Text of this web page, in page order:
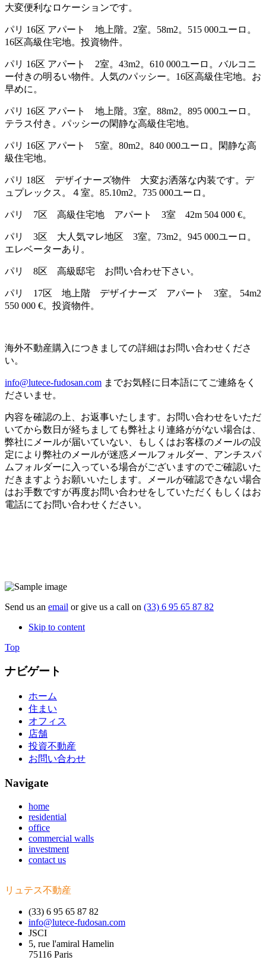
大変便利なロケーションです。
パリ 16区 アパート 地上階。2室。58m2。515 000ユーロ。
16区高級住宅地。投資物件。
パリ 16区 アパート 2室。43m2。610 000ユーロ。バルコニ
ー付きの明るい物件。人気のパッシー。16区高級住宅地。お
早めに。
パリ 16区 アパート 地上階。3室。88m2。895 000ユーロ。
テラス付き。パッシーの閑静な高級住宅地。
パリ 16区 アパート 5室。80m2。840 000ユーロ。閑静な高
級住宅地。
パリ 18区 デザイナーズ物件 大変お洒落な内装です。デ
ュプレックス。４室。85.10m2。735 000ユーロ。
パリ 7区 高級住宅地 アパート 3室 42m 504 000 €。
パリ 3区 大人気マレ地区 3室。73m2。945 000ユーロ。
エレベーターあり。
パリ 8区 高級邸宅 お問い合わせ下さい。
パリ 17区 地上階 デザイナーズ アパート 3室。 54m2
550 000 €。投資物件。
海外不動産購入につきましての詳細はお問い合わせくださ
い。
info@lutece-fudosan.com までお気軽に日本語にてご連絡をく
ださいませ。
内容を確認の上、お返事いたします。お問い合わせをいただ
いてから数日が経ちましても弊社より連絡ががない場合は、
弊社にメールが届いていない、もしくはお客様のメールの設
定により弊社のメールが迷惑メールフォルダー、アンチスパ
ムフォルダーに入っている場合がございますのでご確認いた
だきますようお願いいたします。メールが確認できない場合
はお手数ですが再度お問い合わせをしていただくもしくはお
電話にてお問い合わせください。
Send us an email or give us a call on (33) 6 95 65 87 82
Skip to content
Top
ナビゲート
ホーム
住まい
オフィス
店舗
投資不動産
お問い合わせ
Navigate
home
residential
office
commercial walls
investment
contact us
リュテス不動産
(33) 6 95 65 87 82
info@lutece-fudosan.com
JSCI
5, rue l'amiral Hamelin
75116 Paris